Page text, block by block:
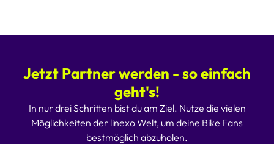
Jetzt Partner werden - so einfach
geht's!
In nur drei Schritten bist du am Ziel. Nutze die vielen
Möglichkeiten der linexo Welt, um deine Bike Fans
bestmöglich abzuholen.